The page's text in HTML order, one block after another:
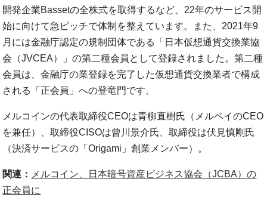
開発企業Bassetの全株式を取得するなど、22年のサービス開
始に向けて急ピッチで体制を整えています。また、2021年9
月には金融庁認定の規制団体である「日本仮想通貨交換業協
会（JVCEA）」の第二種会員として登録されました。第二種
会員は、金融庁の業登録を完了した仮想通貨交換業者で構成
される「正会員」への登竜門です。
メルコインの代表取締役CEOは青柳直樹氏（メルペイのCEO
を兼任）、取締役CISOは曾川景介氏、取締役は伏見慎剛氏
（決済サービスの「Origami」創業メンバー）。
関連： メルコイン、日本暗号資産ビジネス協会（JCBA）の
正会員に